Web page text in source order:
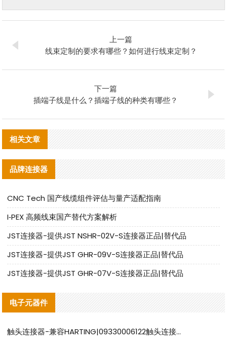
上一篇
线束定制的要求有哪些？如何进行线束定制？
下一篇
插端子线是什么？插端子线的种类有哪些？
相关文章
品牌连接器
CNC Tech 国产线缆组件评估与量产适配指南
I‑PEX 高频线束国产替代方案解析
JST连接器-提供JST NSHR-02V-S连接器正品|替代品
JST连接器-提供JST GHR-09V-S连接器正品|替代品
JST连接器-提供JST GHR-07V-S连接器正品|替代品
电子元器件
触头连接器-兼容HARTING|09330006122触头连接器替代品说明